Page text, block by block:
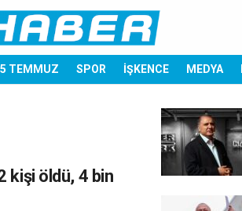
TEMMUZ SPOR İŞKENCE MEDYA
kişi öldü, 4 bin